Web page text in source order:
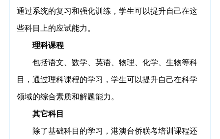
通过系统的复习和强化训练，学生可以提升自己在这
些科目上的应试能力。
理科课程
包括语文、数学、英语、物理、化学、生物等科
目，通过理科课程的学习，学生可以提升自己在科学
领域的综合素质和解题能力。
其它科目
除了基础科目的学习，港澳台侨联考培训课程还